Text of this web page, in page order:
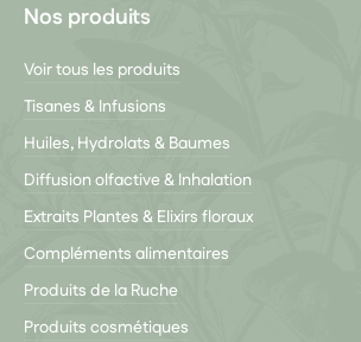
Nos produits
Voir tous les produits
Tisanes & Infusions
Huiles, Hydrolats & Baumes
Diffusion olfactive & Inhalation
Extraits Plantes & Elixirs floraux
Compléments alimentaires
Produits de la Ruche
Produits cosmétiques